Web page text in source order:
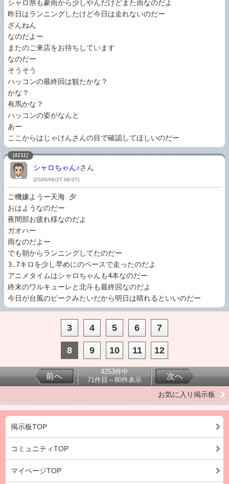
シャロ県も豪雨から少しやんだけどまた雨なのだよ
昨日はランニングしたけど今日は走れないのだー
ざんねん
なのだよー
またのご来店をお待ちしています
なのだー
そうそう
ハッコンの最終回は観たかな？
かな？
有馬かな？
ハッコンの姿がなんと
あー
[4211]
シャロちゃん♪さん
(2026/06/27 09:07)
ご機嫌ようー天海 夕
おはようなのだー
夜間部お疲れ様なのだよ
ガオハー
雨なのだよー
でも朝からランニングしてたのだー
3.7キロを少し早めにのペースで走ったのだよ
アニメタイムはシャロちゃんも4本なのだー
終末のワルキューレと北斗も最終回なのだよ
今日が台風のピークみたいだから明日は晴れるといいのだー
3 4 5 6 7
8 9 10 11 12
前へ
4253件中
71件目～80件表示
次へ
お気に入り掲示板
掲示板TOP
コミュニティTOP
マイページTOP